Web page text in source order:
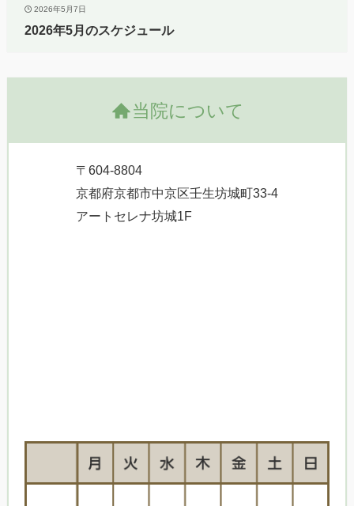
2026年5月7日
2026年5月のスケジュール
当院について
〒604-8804
京都府京都市中京区壬生坊城町33-4
アートセレナ坊城1F